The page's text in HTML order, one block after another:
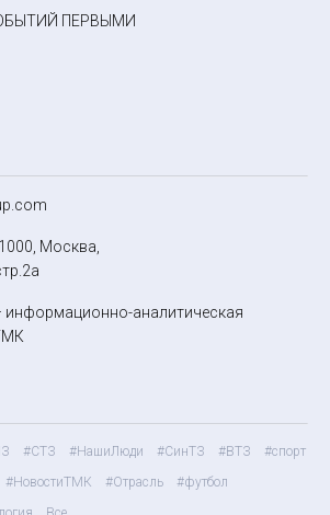
ПЕРВЫМИ
Москва,
информационно-аналитическая
#СТЗ #НашиЛюди #СинТЗ #ВТЗ
#спорт
#НовостиТМК #Отрасль
#футбол